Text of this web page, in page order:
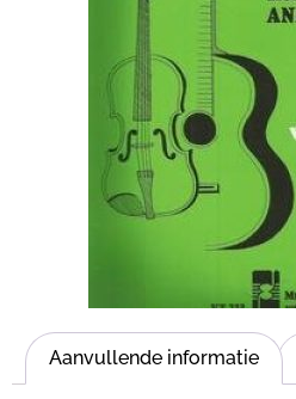
Aanvullende informatie